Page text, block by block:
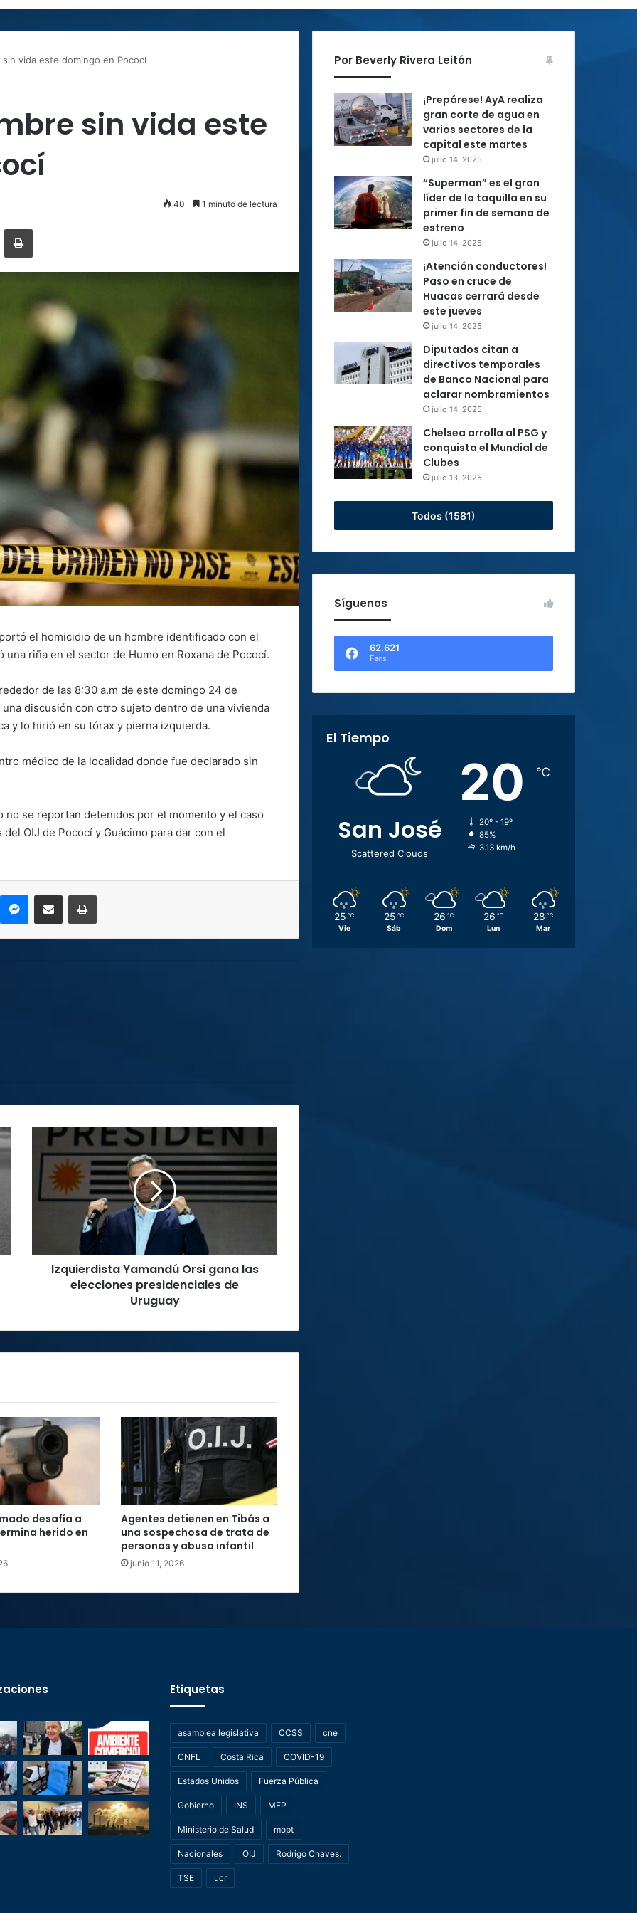
sin vida este domingo en Pococí
sin vida este
40 1 minuto de lectura
por correo electrónicoImprimir
el homicidio de un hombre identificado con el
riña en el sector de Humo en Roxana de Pococí.
de las 8:30 a.m de este domingo 24 de
discusión con otro sujeto dentro de una vivienda
y lo hirió en su tórax y pierna izquierda.
médico de la localidad donde fue declarado sin
se reportan detenidos por el momento y el caso
OIJ de Pococí y Guácimo para dar con el
MessengerCompartir por correo electrónicoImprimir
Izquierdista
Yamandú
gana
presidenciales
Uruguay
Izquierdista Yamandú Orsi gana las
elecciones presidenciales de
Uruguay
desafía a
herido en
Agentes detienen en Tibás a
una sospechosa de trata de
personas y abuso infantil
junio 11, 2026
Por Beverly Rivera Leitón
¡Prepárese! AyA realiza
gran corte de agua en
varios sectores de la
capital este martes
julio 14, 2025
“Superman” es el gran
líder de la taquilla en su
primer fin de semana de
estreno
julio 14, 2025
¡Atención conductores!
Paso en cruce de
Huacas cerrará desde
este jueves
julio 14, 2025
Diputados citan a
directivos temporales
de Banco Nacional para
aclarar nombramientos
julio 14, 2025
Chelsea arrolla al PSG y
conquista el Mundial de
Clubes
julio 13, 2025
Todos (1581)
Síguenos
62.621
Fans
El Tiempo
San José
Scattered Clouds
20 ℃
20º - 19º
85%
3.13 km/h
25 ℃
Vie
25 ℃
Sáb
26 ℃
Dom
26 ℃
Lun
28 ℃
Mar
Etiquetas
asamblea legislativa CCSS cne
CNFL Costa Rica COVID-19
Estados Unidos Fuerza Pública
Gobierno INS MEP
Ministerio de Salud mopt
Nacionales OIJ Rodrigo Chaves.
TSE ucr